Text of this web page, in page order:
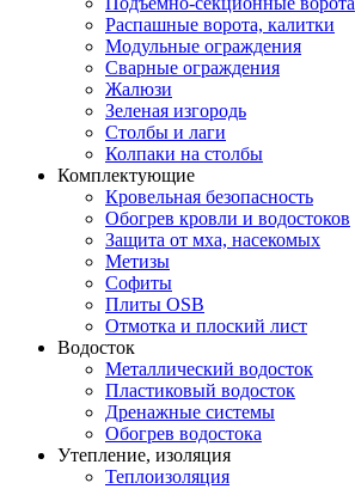
Распашные ворота, калитки
Модульные ограждения
Сварные ограждения
Жалюзи
Зеленая изгородь
Столбы и лаги
Колпаки на столбы
Комплектующие
Кровельная безопасность
Обогрев кровли и водостоков
Защита от мха, насекомых
Метизы
Софиты
Плиты OSB
Отмотка и плоский лист
Водосток
Металлический водосток
Пластиковый водосток
Дренажные системы
Обогрев водостока
Утепление, изоляция
Теплоизоляция